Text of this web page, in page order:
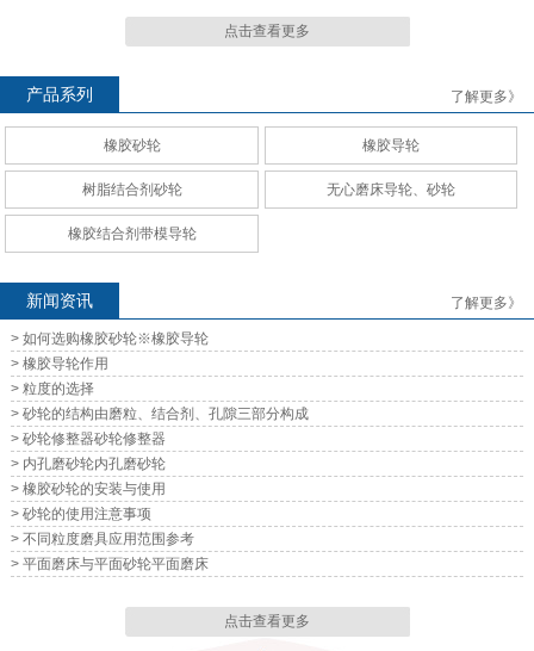
无心磨床导轮、砂轮 无心磨床导轮、砂轮
无心磨床导轮、砂轮 无心磨床导轮、砂轮
无心磨床导轮、砂轮 无心磨床导轮、砂轮
点击查看更多
产品系列 了解更多》
橡胶砂轮 橡胶导轮
树脂结合剂砂轮 无心磨床导轮、砂轮
橡胶结合剂带模导轮
新闻资讯 了解更多》
> 如何选购橡胶砂轮※橡胶导轮
> 橡胶导轮作用
> 粒度的选择
> 砂轮的结构由磨粒、结合剂、孔隙三部分构成
> 砂轮修整器砂轮修整器
> 内孔磨砂轮内孔磨砂轮
> 橡胶砂轮的安装与使用
> 砂轮的使用注意事项
> 不同粒度磨具应用范围参考
> 平面磨床与平面砂轮平面磨床
点击查看更多